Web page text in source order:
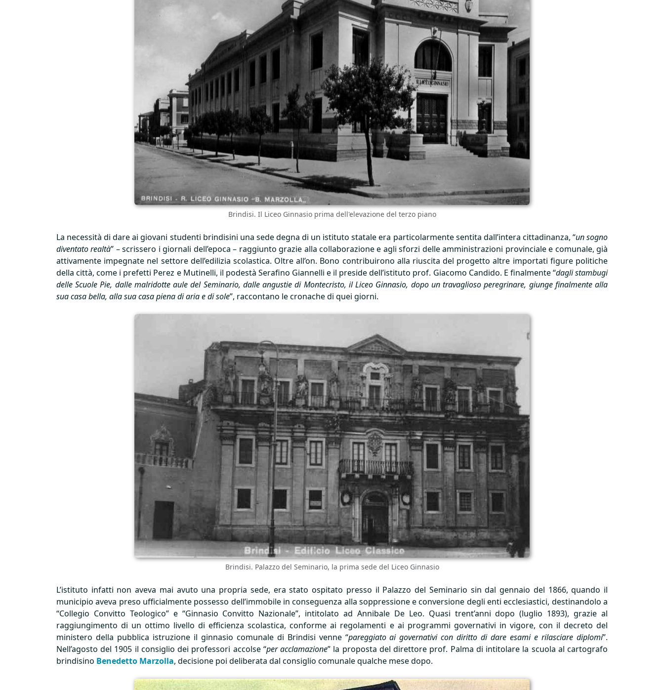
Brindisi. Il Liceo Ginnasio prima dell'elevazione del terzo piano
La necessità di dare ai giovani studenti brindisini una sede degna di un istituto statale era particolarmente sentita dall’intera cittadinanza, “un sogno
diventato realtà” – scrissero i giornali dell’epoca – raggiunto grazie alla collaborazione e agli sforzi delle amministrazioni provinciale e comunale, già
attivamente impegnate nel settore dell’edilizia scolastica. Oltre all’on. Bono contribuirono alla riuscita del progetto altre importati figure politiche
della città, come i prefetti Perez e Mutinelli, il podestà Serafino Giannelli e il preside dell’istituto prof. Giacomo Candido. E finalmente “dagli stambugi
delle Scuole Pie, dalle malridotte aule del Seminario, dalle angustie di Montecristo, il Liceo Ginnasio, dopo un travaglioso peregrinare, giunge finalmente alla
sua casa bella, alla sua casa piena di aria e di sole”, raccontano le cronache di quei giorni.
Brindisi. Palazzo del Seminario, la prima sede del Liceo Ginnasio
L’istituto infatti non aveva mai avuto una propria sede, era stato ospitato presso il Palazzo del Seminario sin dal gennaio del 1866, quando il
municipio aveva preso ufficialmente possesso dell’immobile in conseguenza alla soppressione e conversione degli enti ecclesiastici, destinandolo a
“Collegio Convitto Teologico” e “Ginnasio Convitto Nazionale”, intitolato ad Annibale De Leo. Quasi trent’anni dopo (luglio 1893), grazie al
raggiungimento di un ottimo livello di efficienza scolastica, conforme ai regolamenti e ai programmi governativi in vigore, con il decreto del
ministero della pubblica istruzione il ginnasio comunale di Brindisi venne “pareggiato ai governativi con diritto di dare esami e rilasciare diplomi”.
Nell’agosto del 1905 il consiglio dei professori accolse “per acclamazione” la proposta del direttore prof. Palma di intitolare la scuola al cartografo
brindisino Benedetto Marzolla, decisione poi deliberata dal consiglio comunale qualche mese dopo.